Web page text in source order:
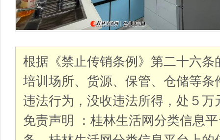
根据《禁止传销条例》第二十六
培训场所、货源、保管、仓储等
违法行为，没收违法所得，处５
免责声明 ：桂林生活网分类信息